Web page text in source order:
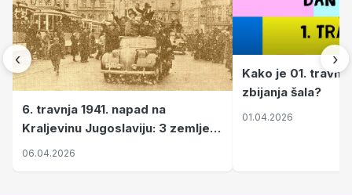
‹
6. travnja 1941. napad na
Kraljevinu Jugoslaviju: 3 zemlje
nastale njenim raspadom
06.04.2026
Kako je 01.
zbijanja šala?
01.04.2026
›